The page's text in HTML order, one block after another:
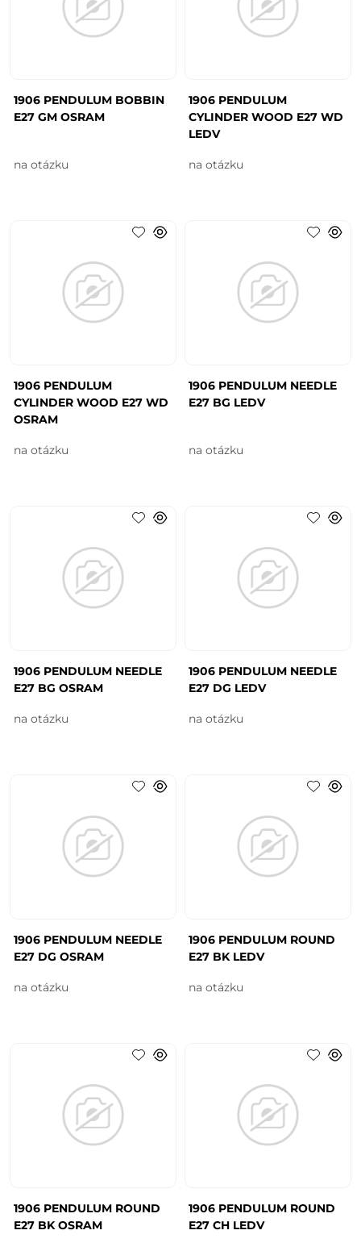
1906 PENDULUM BOBBIN
E27 GM OSRAM
na otázku
1906 PENDULUM
CYLINDER WOOD E27 WD
LEDV
na otázku
1906 PENDULUM
CYLINDER WOOD E27 WD
OSRAM
na otázku
1906 PENDULUM NEEDLE
E27 BG LEDV
na otázku
1906 PENDULUM NEEDLE
E27 BG OSRAM
na otázku
1906 PENDULUM NEEDLE
E27 DG LEDV
na otázku
1906 PENDULUM NEEDLE
E27 DG OSRAM
na otázku
1906 PENDULUM ROUND
E27 BK LEDV
na otázku
1906 PENDULUM ROUND
E27 BK OSRAM
1906 PENDULUM ROUND
E27 CH LEDV